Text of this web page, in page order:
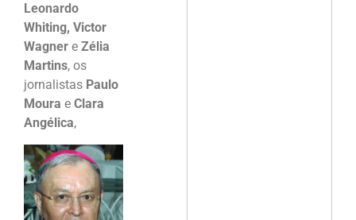
Leonardo
Whiting, Victor
Wagner e Zélia
Martins, os
jornalistas Paulo
Moura e Clara
Angélica,